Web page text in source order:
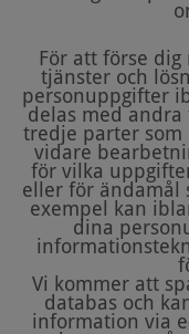
För att förse
tjänster och
personuppgifter
delas med andra
tredje parter som
vidare
för vilka
eller för ändamål
exempel kan
dina
Vi kommer att
databas och
information via